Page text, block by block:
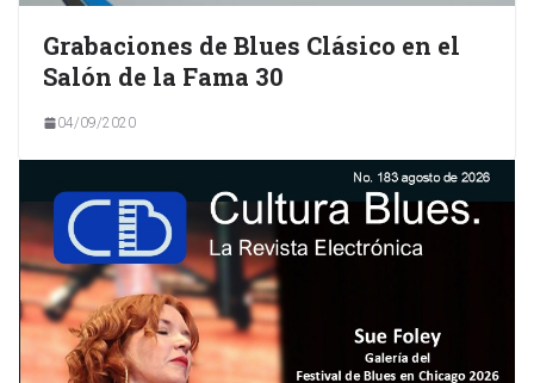
Grabaciones de Blues Clásico en el
Salón de la Fama 30
04/09/2020